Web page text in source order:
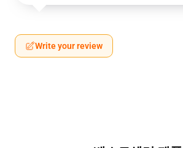
Write your review